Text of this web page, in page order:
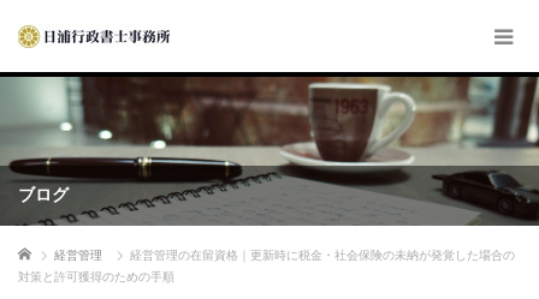
ブログ
ホーム 経営管理
経営管理の在留資格｜更新時に税金・社会保険の未納が発覚した場合の
対策と許可獲得のための手順